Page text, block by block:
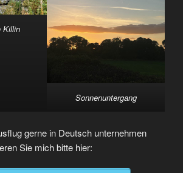
Killin
Sonnenuntergang
gerne in Deutsch unternehmen
Sie mich bitte hier: